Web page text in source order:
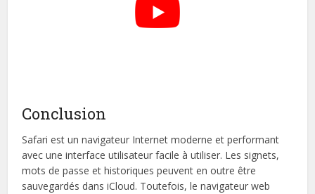
Conclusion
Safari est un navigateur Internet moderne et performant
avec une interface utilisateur facile à utiliser. Les signets,
mots de passe et historiques peuvent en outre être
sauvegardés dans iCloud. Toutefois, le navigateur web